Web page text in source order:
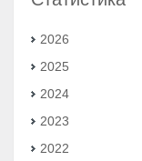
2026
2025
2024
2023
2022